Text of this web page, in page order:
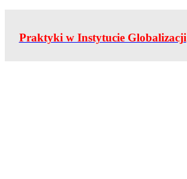
Praktyki w Instytucie Globalizacji